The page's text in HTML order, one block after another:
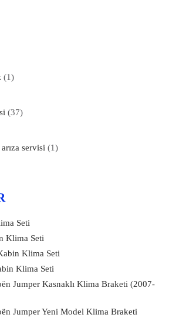
(1)
(37)
servisi(1)
Seti
Klima Seti
Klima Seti
Klima Seti
Jumper Kasnaklı Klima Braketi (2007-
Jumper Yeni Model Klima Braketi